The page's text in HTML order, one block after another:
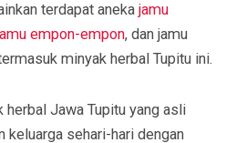
terdapat aneka jamu
empon-empon, dan jamu
minyak herbal Tupitu ini.
herbal Jawa Tupitu yang asli
keluarga sehari-hari dengan